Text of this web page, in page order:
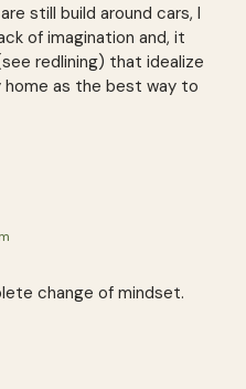
still build around cars, I
of imagination and, it
redlining) that idealize
as the best way to
change of mindset.